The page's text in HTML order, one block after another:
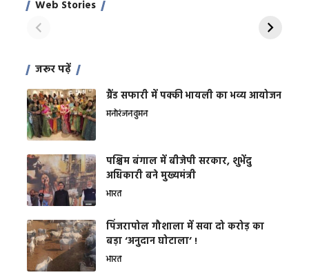
Web Stories
जरूर पढ़ें
ग्रैंड सफारी में पक्की भायली का भव्य आयोजन
मनोरंजनवुमन
पश्चिम बंगाल में बीजेपी सरकार, शुभेंदु
अधिकारी बने मुख्यमंत्री
भारत
​पिंजरापोल गौशाला में सवा दो करोड़ का
बड़ा ‘अनुदान घोटाला’ !
भारत